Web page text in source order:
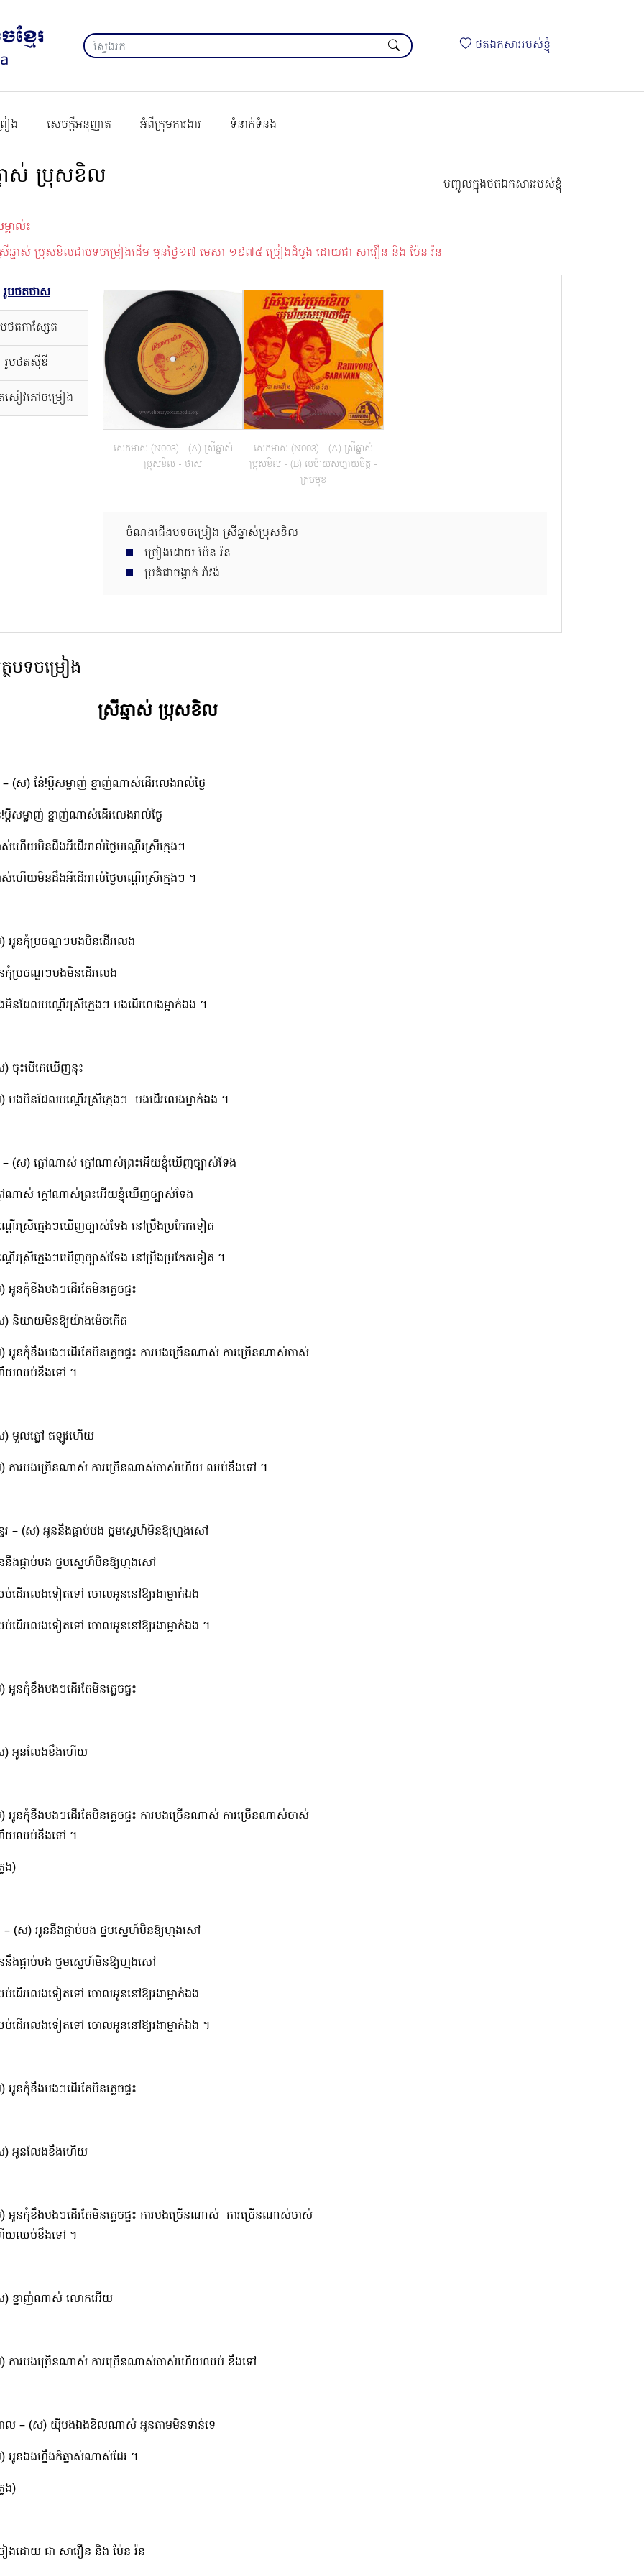
ថតឯកសាររបស់ខ្ញុំ
ៀង សេចក្ដីអនុញ្ញាត អំពីក្រុមការងារ ទំនាក់ទំនង
ាស់ ប្រុសខិល បញ្ចូលក្នុងថតឯកសាររបស់ខ្ញុំ
ាល់៖
ឆ្នាស់ ប្រុសខិលជាបទចម្រៀងដេីម មុនថ្ងៃ១៧ មេសា ១៩៧៥ ច្រៀងដំបូង ដោយជា សាវឿន និង ប៉ែន រ៉ន
រូបថតថាស
ថតកាសែ្សត
រូបថតស៊ីឌី
សៀវភៅចម្រៀង
សេកមាស (N003) - (A) ស្រីឆ្នាស់
ប្រុសខិល - ថាស
សេកមាស (N003) - (A) ស្រីឆ្នាស់
ប្រុសខិល - (B) មេម៉ាយសប្បាយចិត្ត -
ក្របមុខ
ចំណងជើងបទចម្រៀង ស្រីឆ្នាស់ប្រុសខិល
ច្រៀងដោយ ប៉ែន​ រ៉ន
ប្រគំជាចង្វាក់ រាំវង់
ថបទចម្រៀង
ស្រីឆ្នាស់ ប្រុសខិល
(ស) នែ៎!ប្ដីសម្លាញ់ ​ខ្នាញ់ណាស់ដើរលេងរាល់ថ្ងៃ
ប្ដីសម្លាញ់ ​ខ្នាញ់ណាស់ដើរលេងរាល់ថ្ងៃ
ហើយមិនដឹងអីដើររាល់ថ្ងៃបណ្ដើរស្រីក្មេងៗ
ហើយមិនដឹងអីដើររាល់ថ្ងៃបណ្ដើរស្រីក្មេងៗ ។
អូនកុំប្រចណ្ឌៗបងមិនដើរលេង
កុំប្រចណ្ឌៗបងមិនដើរលេង
នដែលបណ្តើរស្រីក្មេងៗ បងដើរលេងម្នាក់ឯង ។
ចុះបើគេឃើញនុះ
បងមិនដែលបណ្តើរស្រីក្មេងៗ បងដើរលេងម្នាក់ឯង ។
(ស) ក្ដៅណាស់​ ក្ដៅណាស់ព្រះអើយខ្ញុំឃើញច្បាស់ទែង
ៅណាស់​ ក្ដៅណាស់ព្រះអើយខ្ញុំឃើញច្បាស់ទែង
ដើរស្រីក្មេងៗ​ឃើញច្បាស់ទែង នៅប្រឹងប្រកែកទៀត
ដើរស្រីក្មេងៗ​ឃើញច្បាស់ទែង នៅប្រឹងប្រកែកទៀត ។
អូនកុំខឹងបងៗដើរតែមិនភ្លេចផ្ទះ​
និយាយមិនឱ្យយ៉ាងម៉េចកើត
អូនកុំខឹងបងៗដើរតែមិនភ្លេចផ្ទះ​​ ការបងច្រើនណាស់​ ការច្រើនណាស់ចាស់
យឈប់ខឹងទៅ​ ។
មួលភ្លៅ ឥឡូវហើយ
ការបងច្រើនណាស់ ការច្រើនណាស់ចាស់ហើយ ឈប់ខឹងទៅ ។
ទរ – (ស) អូននឹងផ្គាប់បង​ ថ្នមស្នេហ៍មិនឱ្យហ្មងសៅ
នឹងផ្គាប់បង​ ថ្នមស្នេហ៍មិនឱ្យហ្មងសៅ
ដើរលេងទៀតទៅ ចោលអូននៅឱ្យរងាម្នាក់ឯង
ដើរលេងទៀតទៅ ចោលអូននៅឱ្យរងាម្នាក់ឯង ។
អូនកុំខឹងបងៗដើរតែមិនភ្លេចផ្ទះ
អូនលែងខឹងហើយ
អូនកុំខឹងបងៗដើរតែមិនភ្លេចផ្ទះ ការបងច្រើនណាស់ ការច្រើនណាស់ចាស់
យឈប់ខឹងទៅ ។
េង)
(ស) អូននឹងផ្គាប់បង​ ថ្នមស្នេហ៍មិនឱ្យហ្មងសៅ
នឹងផ្គាប់បង​ ថ្នមស្នេហ៍មិនឱ្យហ្មងសៅ
ដើរលេងទៀតទៅ ចោលអូននៅឱ្យរងាម្នាក់ឯង
ដើរលេងទៀតទៅ ចោលអូននៅឱ្យរងាម្នាក់ឯង ។
អូនកុំខឹងបងៗដើរតែមិនភ្លេចផ្ទះ
អូនលែងខឹងហើយ
អូនកុំខឹងបងៗដើរតែមិនភ្លេចផ្ទះ​ ការបងច្រើនណាស់ ការច្រើនណាស់ចាស់
យឈប់ខឹងទៅ ។
ខ្នាញ់ណាស់ លោកអើយ
ការបងច្រើនណាស់ ការច្រើនណាស់ចាស់ហើយឈប់ ខឹងទៅ
ល – (ស) យ៉ីបងឯងខិលណាស់ អូនតាមមិនទាន់ទេ
អូនឯងហ្នឹងក៏ឆ្នាស់ណាស់ដែរ ។
េង)
ៀងដោយ ជា សាវឿន និង ប៉ែន រ៉ន